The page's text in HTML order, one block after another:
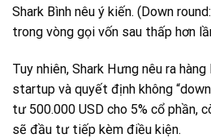
Shark Bình nêu ý kiến. (Down
trong vòng gọi vốn sau thấp hơn
Tuy nhiên, Shark Hưng nêu ra
startup và quyết định không
tư 500.000 USD cho 5% cổ phần,
sẽ đầu tư tiếp kèm điều kiện.